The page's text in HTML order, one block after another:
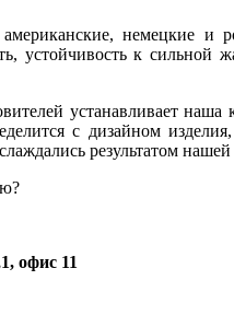
немецкие и
устойчивость к
устанавливает
с дизайном
результатом
офис 11